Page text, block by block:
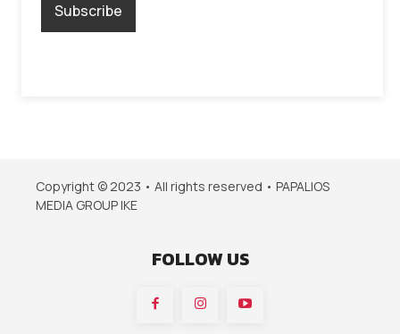
Copyright © 2023 • All rights reserved • PAPALIOS
MEDIA GROUP IKE
FOLLOW US